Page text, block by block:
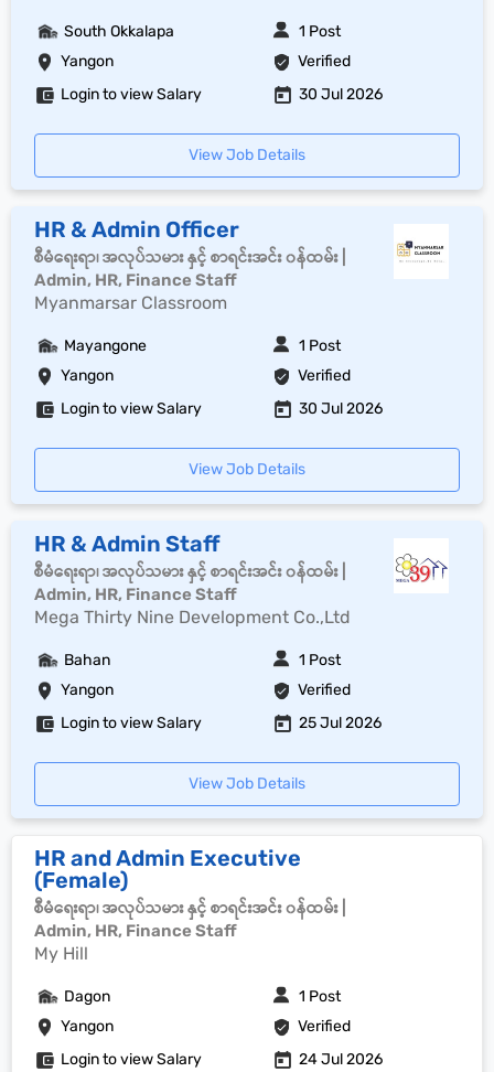
Yangon Verified
South Okkalapa 1 Post
Login to view Salary 30 Jul 2026
View Job Details
HR & Admin Officer
စီမံရေးရာ၊ အလုပ်သမား နှင့် စာရင်းအင်း ၀န်ထမ်း |
Admin, HR, Finance Staff
Myanmarsar Classroom
Yangon Verified
Mayangone 1 Post
Login to view Salary 30 Jul 2026
View Job Details
HR & Admin Staff
စီမံရေးရာ၊ အလုပ်သမား နှင့် စာရင်းအင်း ၀န်ထမ်း |
Admin, HR, Finance Staff
Mega Thirty Nine Development Co.,Ltd
Yangon Verified
Bahan 1 Post
Login to view Salary 25 Jul 2026
View Job Details
HR and Admin Executive
(Female)
စီမံရေးရာ၊ အလုပ်သမား နှင့် စာရင်းအင်း ၀န်ထမ်း |
Admin, HR, Finance Staff
My Hill
Yangon Verified
Dagon 1 Post
Login to view Salary 24 Jul 2026